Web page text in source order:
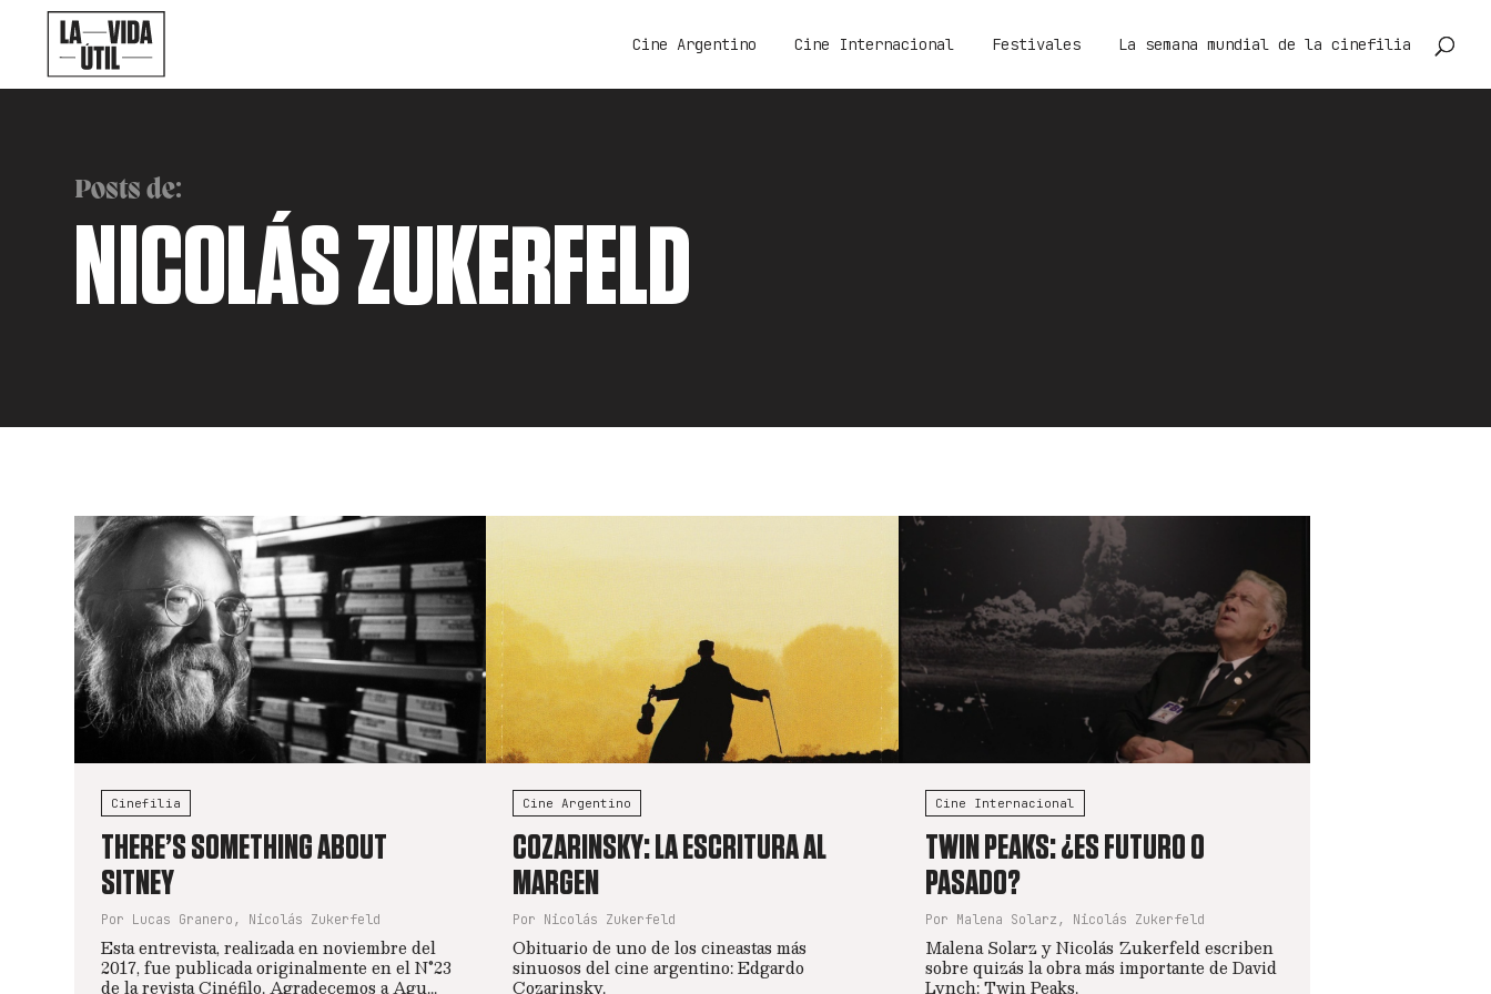
Cine Argentino Cine Internacional Festivales La semana mundial de la cinefilia
Posts de:
NICOLÁS ZUKERFELD
Cinefilia
THERE’S SOMETHING ABOUT
SITNEY
Por Lucas Granero, Nicolás Zukerfeld
Esta entrevista, realizada en noviembre del
2017, fue publicada originalmente en el N°23
de la revista Cinéfilo. Agradecemos a Agu...
Cine Argentino
COZARINSKY: LA ESCRITURA AL
MARGEN
Por Nicolás Zukerfeld
Obituario de uno de los cineastas más
sinuosos del cine argentino: Edgardo
Cozarinsky.
Cine Internacional
TWIN PEAKS: ¿ES FUTURO O
PASADO?
Por Malena Solarz, Nicolás Zukerfeld
Malena Solarz y Nicolás Zukerfeld escriben
sobre quizás la obra más importante de David
Lynch: Twin Peaks.